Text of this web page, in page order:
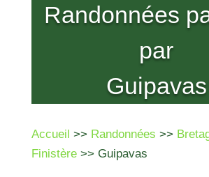
Randonnées
par
Guipavas
Accueil >> Randonnées >>
Finistère>> Guipavas